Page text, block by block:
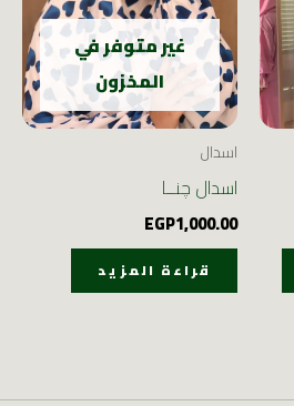
غير متوفر في
المخزون
اسدال
اسدال چنــا
EGP1,000.00
قراءة المزيد